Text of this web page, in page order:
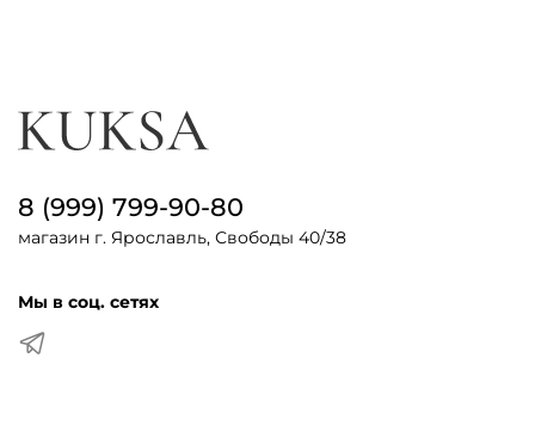
8 (999) 799-90-80
магазин г. Ярославль, Свободы 40/38
Мы в соц. сетях